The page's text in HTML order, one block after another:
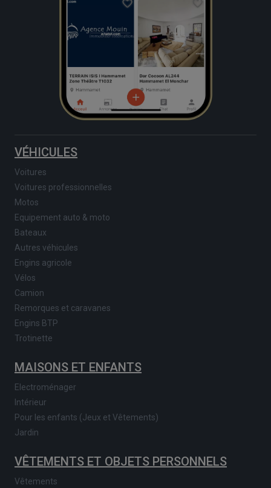
VÉHICULES
Voitures
Voitures professionnelles
Motos
Equipement auto & moto
Bateaux
Autres véhicules
Engins agricole
Vélos
Camion
Remorques et caravanes
Engins BTP
Trotinette
MAISONS ET ENFANTS
Electroménager
Intérieur
Pour les enfants (Jeux et Vêtements)
Jardin
VÊTEMENTS ET OBJETS PERSONNELS
Vêtements